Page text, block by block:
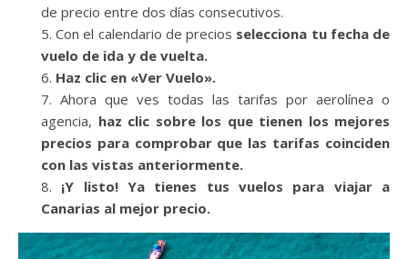
de precio entre dos días consecutivos.
Con el calendario de precios selecciona tu fecha de
vuelo de ida y de vuelta.
Haz clic en «Ver Vuelo».
Ahora que ves todas las tarifas por aerolínea o
agencia, haz clic sobre los que tienen los mejores
precios para comprobar que las tarifas coinciden
con las vistas anteriormente.
¡Y listo! Ya tienes tus vuelos para viajar a
Canarias al mejor precio.